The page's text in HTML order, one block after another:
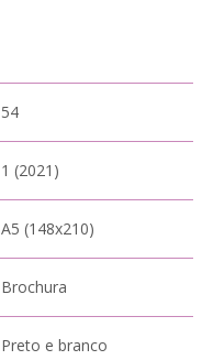
54
1 (2021)
A5 (148x210)
Brochura
Preto e branco